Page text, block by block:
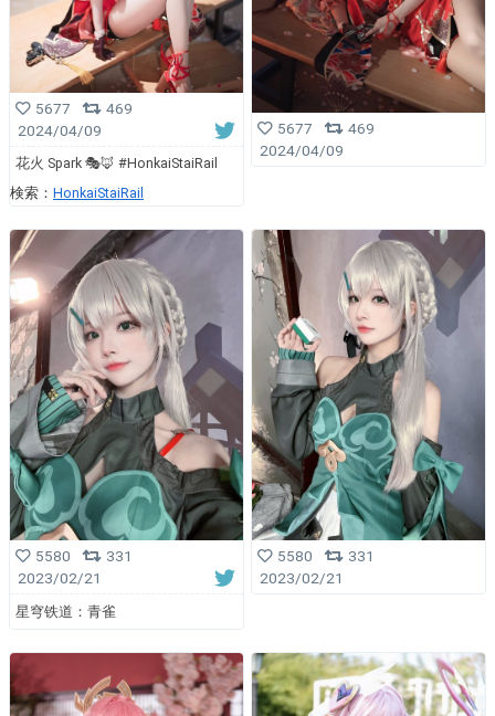
5677
469
2024/04/09
花火 Spark 🎭🦊 #HonkaiStaiRail
検索： HonkaiStaiRail
5677
469
2024/04/09
5580
331
2023/02/21
星穹铁道：青雀
5580
331
2023/02/21